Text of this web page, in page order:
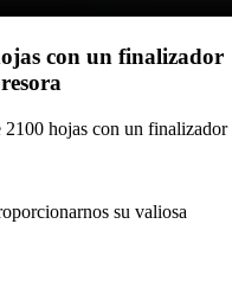
con un finalizador
2100 hojas con un finalizador
su valiosa